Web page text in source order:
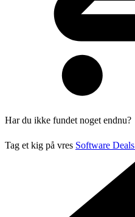
Har du ikke fundet noget endnu?
Tag et kig på vres Software Deals